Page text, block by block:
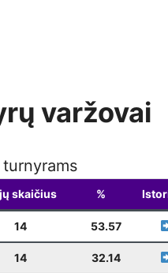
varžovai
skaičius %
14 53.57
14 32.14